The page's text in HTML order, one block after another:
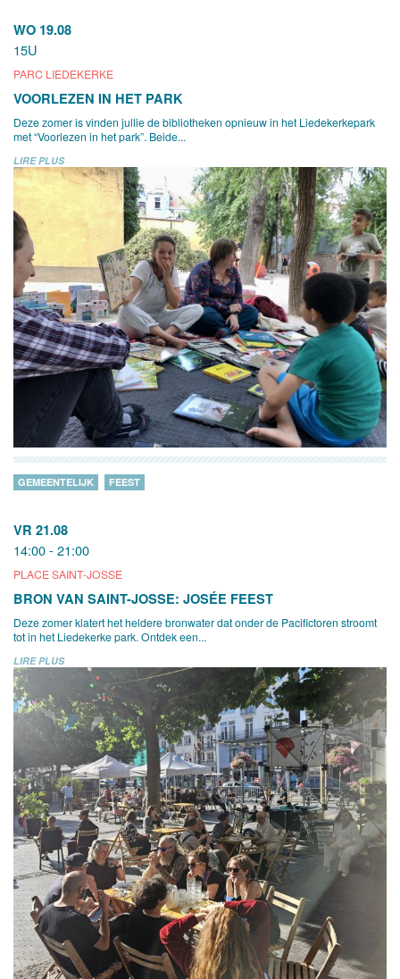
WO 19.08
15U
PARC LIEDEKERKE
VOORLEZEN IN HET PARK
Deze zomer is vinden jullie de bibliotheken opnieuw in het Liedekerkepark
met “Voorlezen in het park”. Beide...
LIRE PLUS
VR 21.08
14:00 - 21:00
PLACE SAINT-JOSSE
GEMEENTELIJK FEEST
BRON VAN SAINT-JOSSE: JOSÉE FEEST
Deze zomer klatert het heldere bronwater dat onder de Pacifictoren stroomt
tot in het Liedekerke park. Ontdek een...
LIRE PLUS